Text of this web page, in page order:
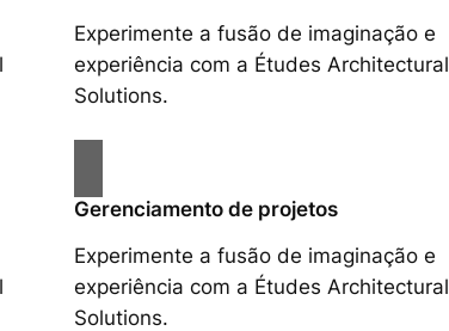
Experimente a fusão de imaginação e
experiência com a Études Architectural
Solutions.
Gerenciamento de projetos
Experimente a fusão de imaginação e
experiência com a Études Architectural
Solutions.